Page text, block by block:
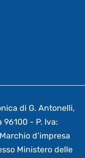
di G. Antonelli,
- P. Iva:
d’impresa
Ministero delle